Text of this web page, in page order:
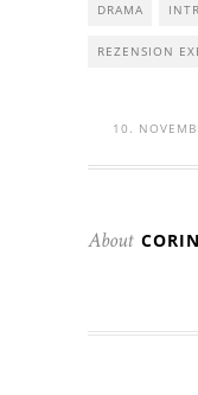
DRAMA
REZENSION
10.
About